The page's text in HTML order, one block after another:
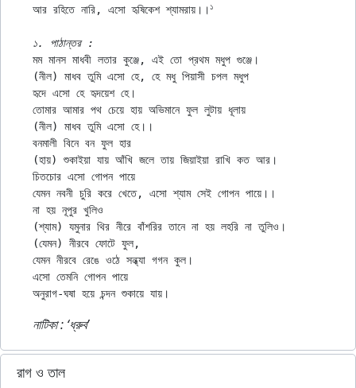
আর রহিতে নারি, এসো হৃষিকেশ শ্যামরায়।। ১
১. পাঠান্তর :
মম মানস মাধবী লতার কুঞ্জে, এই তো প্রথম মধুপ গুঞ্জে।
(নীল) মাধব তুমি এসো হে, হে মধু পিয়াসী চপল মধুপ
হৃদে এসো হে হৃদয়েশ হে।
তোমার আমার পথ চেয়ে হায় অভিমানে ফুল লুটায় ধূলায়
(নীল) মাধব তুমি এসো হে।।
বনমালী বিনে বন ফুল হার
(হায়) শুকাইয়া যায় আঁখি জলে তায় জিয়াইয়া রাখি কত আর।
চিতচোর এসো গোপন পায়ে
যেমন নবনী চুরি করে খেতে, এসো শ্যাম সেই গোপন পায়ে।।
না হয় নূপুর খুলিও
(শ্যাম) যমুনার থির নীরে বাঁশরির তানে না হয় লহরি না তুলিও।
(যেমন) নীরবে ফোটে ফুল,
যেমন নীরবে রেঙে ওঠে সন্ধ্যা গগন কুল।
এসো তেমনি গোপন পায়ে
নাটিকা : ‘ধ্রুব’
রাগ ও তাল